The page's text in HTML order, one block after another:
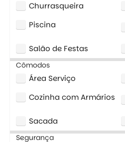
Churrasqueira
Piscina
Salão de Festas
Cômodos
Área Serviço
Cozinha com Armários
Sacada
Segurança